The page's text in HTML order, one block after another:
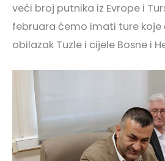
veći broj putnika iz Evrope i
februara ćemo imati ture koje
obilazak Tuzle i cijele Bosne i